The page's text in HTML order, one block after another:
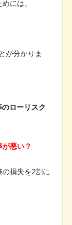
には、
が分かりま
ローリスク
悪い？
損失を2割に